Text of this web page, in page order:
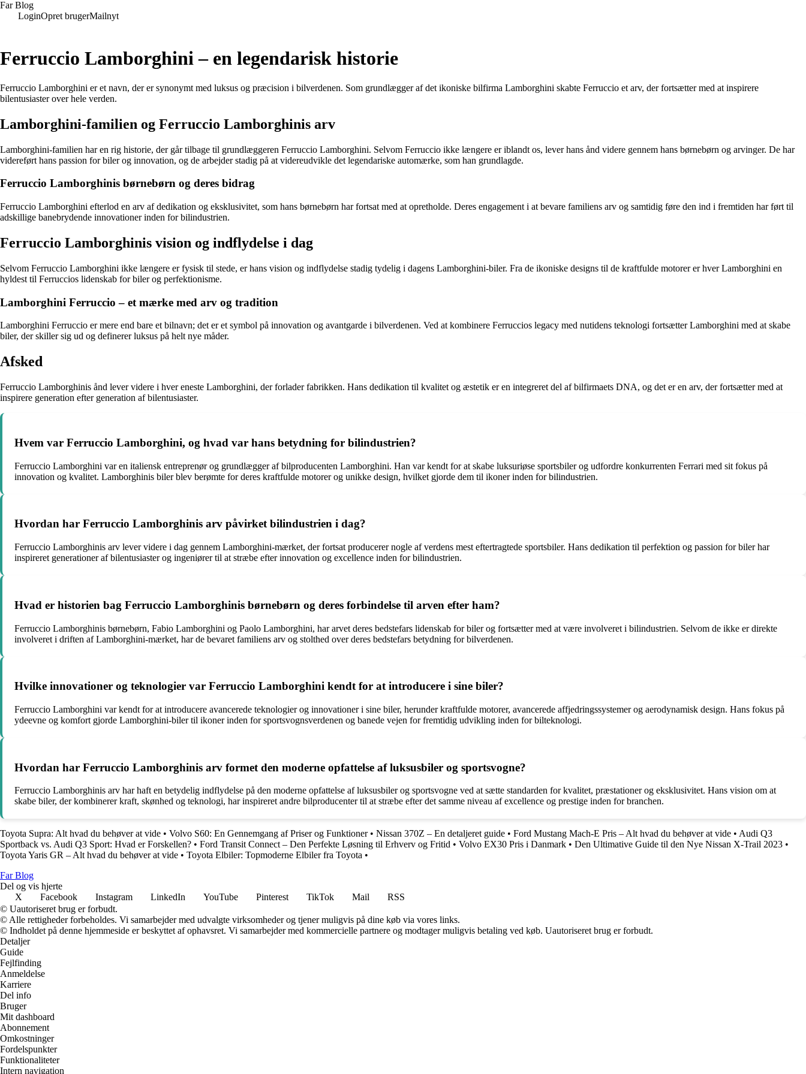
Far Blog
LoginOpret brugerMailnyt
Ferruccio Lamborghini – en legendarisk historie
Ferruccio Lamborghini er et navn, der er synonymt med luksus og præcision i bilverdenen. Som grundlægger af det ikoniske bilfirma Lamborghini skabte Ferruccio et arv, der fortsætter med at inspirere
bilentusiaster over hele verden.
Lamborghini-familien og Ferruccio Lamborghinis arv
Lamborghini-familien har en rig historie, der går tilbage til grundlæggeren Ferruccio Lamborghini. Selvom Ferruccio ikke længere er iblandt os, lever hans ånd videre gennem hans børnebørn og arvinger. De har
videreført hans passion for biler og innovation, og de arbejder stadig på at videreudvikle det legendariske automærke, som han grundlagde.
Ferruccio Lamborghinis børnebørn og deres bidrag
Ferruccio Lamborghini efterlod en arv af dedikation og eksklusivitet, som hans børnebørn har fortsat med at opretholde. Deres engagement i at bevare familiens arv og samtidig føre den ind i fremtiden har ført til
adskillige banebrydende innovationer inden for bilindustrien.
Ferruccio Lamborghinis vision og indflydelse i dag
Selvom Ferruccio Lamborghini ikke længere er fysisk til stede, er hans vision og indflydelse stadig tydelig i dagens Lamborghini-biler. Fra de ikoniske designs til de kraftfulde motorer er hver Lamborghini en
hyldest til Ferruccios lidenskab for biler og perfektionisme.
Lamborghini Ferruccio – et mærke med arv og tradition
Lamborghini Ferruccio er mere end bare et bilnavn; det er et symbol på innovation og avantgarde i bilverdenen. Ved at kombinere Ferruccios legacy med nutidens teknologi fortsætter Lamborghini med at skabe
biler, der skiller sig ud og definerer luksus på helt nye måder.
Afsked
Ferruccio Lamborghinis ånd lever videre i hver eneste Lamborghini, der forlader fabrikken. Hans dedikation til kvalitet og æstetik er en integreret del af bilfirmaets DNA, og det er en arv, der fortsætter med at
inspirere generation efter generation af bilentusiaster.
Hvem var Ferruccio Lamborghini, og hvad var hans betydning for bilindustrien?
Ferruccio Lamborghini var en italiensk entreprenør og grundlægger af bilproducenten Lamborghini. Han var kendt for at skabe luksuriøse sportsbiler og udfordre konkurrenten Ferrari med sit fokus på
innovation og kvalitet. Lamborghinis biler blev berømte for deres kraftfulde motorer og unikke design, hvilket gjorde dem til ikoner inden for bilindustrien.
Hvordan har Ferruccio Lamborghinis arv påvirket bilindustrien i dag?
Ferruccio Lamborghinis arv lever videre i dag gennem Lamborghini-mærket, der fortsat producerer nogle af verdens mest eftertragtede sportsbiler. Hans dedikation til perfektion og passion for biler har
inspireret generationer af bilentusiaster og ingeniører til at stræbe efter innovation og excellence inden for bilindustrien.
Hvad er historien bag Ferruccio Lamborghinis børnebørn og deres forbindelse til arven efter ham?
Ferruccio Lamborghinis børnebørn, Fabio Lamborghini og Paolo Lamborghini, har arvet deres bedstefars lidenskab for biler og fortsætter med at være involveret i bilindustrien. Selvom de ikke er direkte
involveret i driften af Lamborghini-mærket, har de bevaret familiens arv og stolthed over deres bedstefars betydning for bilverdenen.
Hvilke innovationer og teknologier var Ferruccio Lamborghini kendt for at introducere i sine biler?
Ferruccio Lamborghini var kendt for at introducere avancerede teknologier og innovationer i sine biler, herunder kraftfulde motorer, avancerede affjedringssystemer og aerodynamisk design. Hans fokus på
ydeevne og komfort gjorde Lamborghini-biler til ikoner inden for sportsvognsverdenen og banede vejen for fremtidig udvikling inden for bilteknologi.
Hvordan har Ferruccio Lamborghinis arv formet den moderne opfattelse af luksusbiler og sportsvogne?
Ferruccio Lamborghinis arv har haft en betydelig indflydelse på den moderne opfattelse af luksusbiler og sportsvogne ved at sætte standarden for kvalitet, præstationer og eksklusivitet. Hans vision om at
skabe biler, der kombinerer kraft, skønhed og teknologi, har inspireret andre bilproducenter til at stræbe efter det samme niveau af excellence og prestige inden for branchen.
Toyota Supra: Alt hvad du behøver at vide • Volvo S60: En Gennemgang af Priser og Funktioner• Nissan 370Z – En detaljeret guide • Ford Mustang Mach-E Pris – Alt hvad du behøver at vide • Audi Q3
Sportback vs. Audi Q3 Sport: Hvad er Forskellen? • Ford Transit Connect – Den Perfekte Løsning til Erhverv og Fritid • Volvo EX30 Pris i Danmark • Den Ultimative Guide til den Nye Nissan X-Trail 2023 •
Toyota Yaris GR – Alt hvad du behøver at vide • Toyota Elbiler: Topmoderne Elbiler fra Toyota •
Far Blog
Del og vis hjerte
X
Facebook Instagram LinkedIn YouTube Pinterest TikTok Mail
RSS
© Uautoriseret brug er forbudt.
© Alle rettigheder forbeholdes. Vi samarbejder med udvalgte virksomheder og tjener muligvis på dine køb via vores links.
© Indholdet på denne hjemmeside er beskyttet af ophavsret. Vi samarbejder med kommercielle partnere og modtager muligvis betaling ved køb. Uautoriseret brug er forbudt.
Detaljer
Guide
Fejlfinding
Anmeldelse
Karriere
Del info
Bruger
Mit dashboard
Abonnement
Omkostninger
Fordelspunkter
Funktionaliteter
Intern navigation